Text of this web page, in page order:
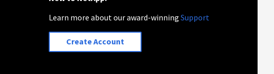
Learn more about our award-winningSupport
Create Account